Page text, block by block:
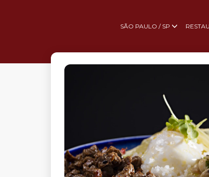
SÃO PAULO / SP